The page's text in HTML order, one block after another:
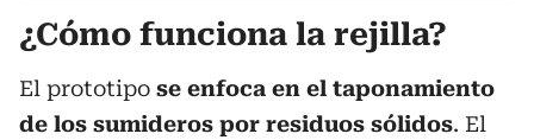
¿Cómo funciona la rejilla?
El prototipo se enfoca en el taponamiento
de los sumideros por residuos sólidos. El